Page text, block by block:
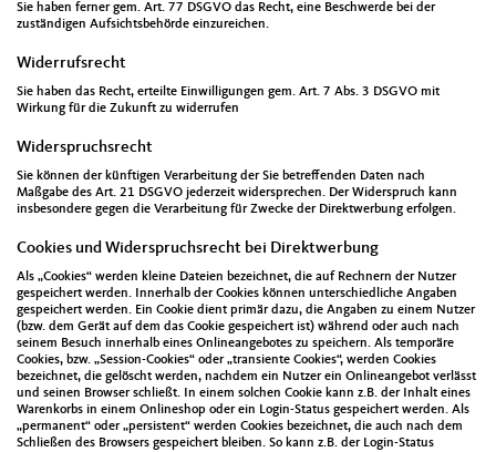
Sie haben ferner gem. Art. 77 DSGVO das Recht, eine Beschwerde bei der
zuständigen Aufsichtsbehörde einzureichen.
Widerrufsrecht
Sie haben das Recht, erteilte Einwilligungen gem. Art. 7 Abs. 3 DSGVO mit
Wirkung für die Zukunft zu widerrufen
Widerspruchsrecht
Sie können der künftigen Verarbeitung der Sie betreffenden Daten nach
Maßgabe des Art. 21 DSGVO jederzeit widersprechen. Der Widerspruch kann
insbesondere gegen die Verarbeitung für Zwecke der Direktwerbung erfolgen.
Cookies und Widerspruchsrecht bei Direktwerbung
Als „Cookies“ werden kleine Dateien bezeichnet, die auf Rechnern der Nutzer
gespeichert werden. Innerhalb der Cookies können unterschiedliche Angaben
gespeichert werden. Ein Cookie dient primär dazu, die Angaben zu einem Nutzer
(bzw. dem Gerät auf dem das Cookie gespeichert ist) während oder auch nach
seinem Besuch innerhalb eines Onlineangebotes zu speichern. Als temporäre
Cookies, bzw. „Session-Cookies“ oder „transiente Cookies“, werden Cookies
bezeichnet, die gelöscht werden, nachdem ein Nutzer ein Onlineangebot verlässt
und seinen Browser schließt. In einem solchen Cookie kann z.B. der Inhalt eines
Warenkorbs in einem Onlineshop oder ein Login-Status gespeichert werden. Als
„permanent“ oder „persistent“ werden Cookies bezeichnet, die auch nach dem
Schließen des Browsers gespeichert bleiben. So kann z.B. der Login-Status